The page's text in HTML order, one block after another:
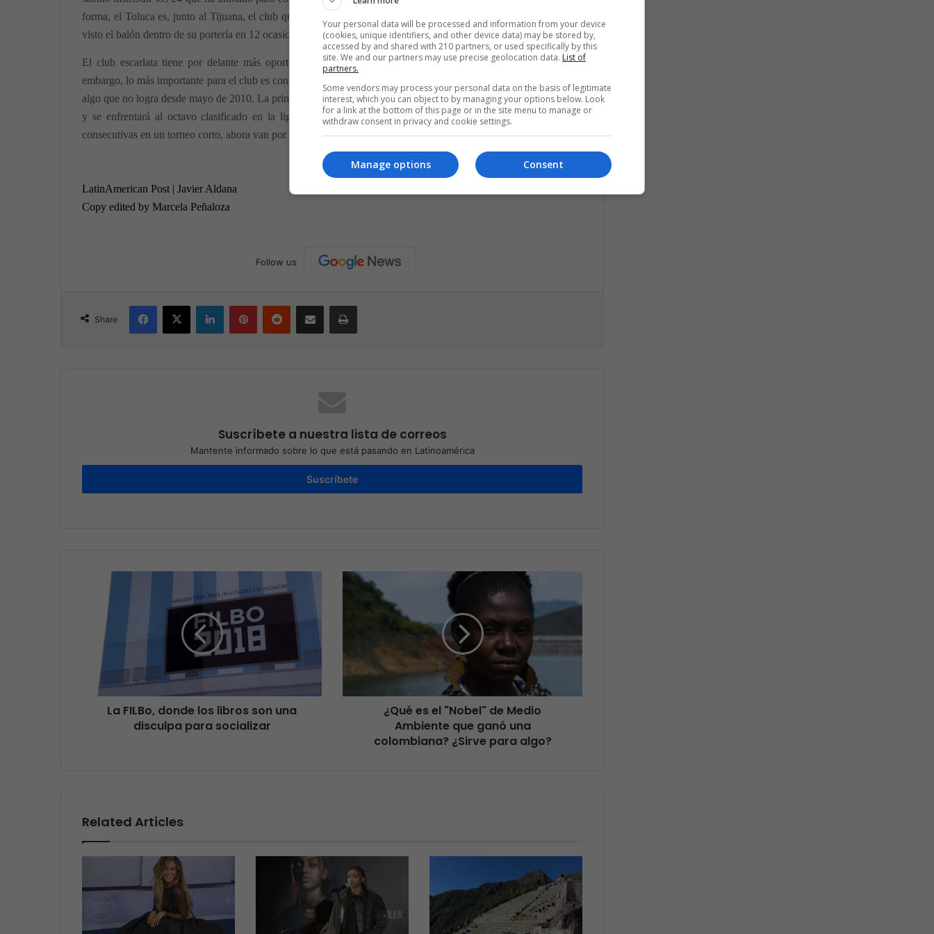
forma, el Toluca es, junto al Tijuana, el club que menos goles ha concedido en todo el campeonato, pues solo ha
visto el balón dentro de su portería en 12 ocasiones.
El club escarlata tiene por delante más oportunidades para seguir rompiendo récords en el fútbol azteca. Sin
embargo, lo más importante para el club es conseguir el título de primera división de México a final de temporada,
algo que no logra desde mayo de 2010. La primera tarea está hecha, pues clasificó como primero de la fase regular
y se enfrentará al octavo clasificado en la liguilla final. Los ‘Diablos Rojos’ ya tienen el récord de victorias
consecutivas en un torneo corto, ahora van por la copa.
LatinAmerican Post | Javier Aldana
Copy edited by Marcela Peñaloza
Follow us
Share
Suscríbete a nuestra lista de correos
Mantente informado sobre lo que está pasando en Latinoamérica
Suscríbete
La FILBo, donde los libros son una
disculpa para socializar
¿Qué es el "Nobel" de Medio
Ambiente que ganó una
colombiana? ¿Sirve para algo?
Related Articles
Your personal data will be processed and information from your device
(cookies, unique identifiers, and other device data) may be stored by,
accessed by and shared with 210 partners, or used specifically by this
site. We and our partners may use precise geolocation data. List of
partners.
Some vendors may process your personal data on the basis of legitimate
interest, which you can object to by managing your options below. Look
for a link at the bottom of this page or in the site menu to manage or
withdraw consent in privacy and cookie settings.
Consent
Manage options